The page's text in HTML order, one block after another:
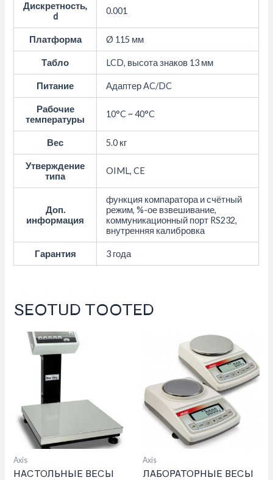
Дискретность,
d
0.001
Платформа Ø 115 мм
Табло LCD, высота знаков 13 мм
Питание Адаптер AC/DC
Рабочие
температуры
10°C ~ 40°C
Вес 5.0 кг
Утверждение
типа
OIML, CE
Доп.
информация
функция компаратора и счётный
режим, %-ое взвешивание,
коммуникационный порт RS232,
внутренняя калибровка
Гарантия 3 года
SEOTUD TOOTED
Axis
НАСТОЛЬНЫЕ ВЕСЫ
be
chosen
on
the
page
Axis
ЛАБОРАТОРНЫЕ ВЕСЫ
product
has
multiple
variants.
The
may
be
chosen
page